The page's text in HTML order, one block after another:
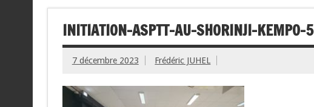
INITIATION-ASPTT-AU-SHORINJI-KEMPO-5
7 décembre 2023 Frédéric JUHEL